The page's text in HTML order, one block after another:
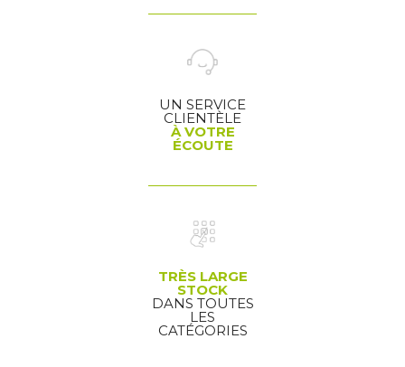
UN SERVICE
CLIENTÈLE
À VOTRE
ÉCOUTE
TRÈS LARGE
STOCK
DANS TOUTES
LES
CATÉGORIES